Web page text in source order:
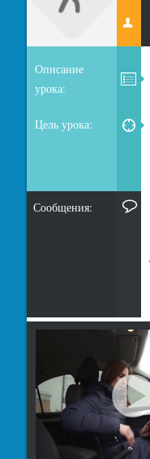
Описание
урока:
Цель урока:
Сообщения: